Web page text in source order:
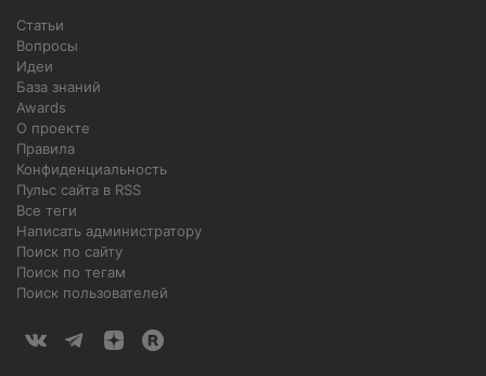
Статьи
Вопросы
Идеи
База знаний
Awards
О проекте
Правила
Конфиденциальность
Пульс сайта в RSS
Все теги
Написать администратору
Поиск по сайту
Поиск по тегам
Поиск пользователей